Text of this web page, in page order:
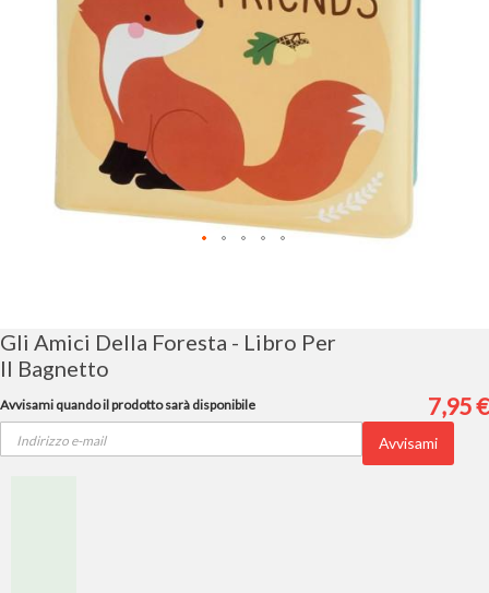
galleria
di
immagini
Gli Amici Della Foresta - Libro Per
Il Bagnetto
7,95 €
Avvisami quando il prodotto sarà disponibile
Avvisami